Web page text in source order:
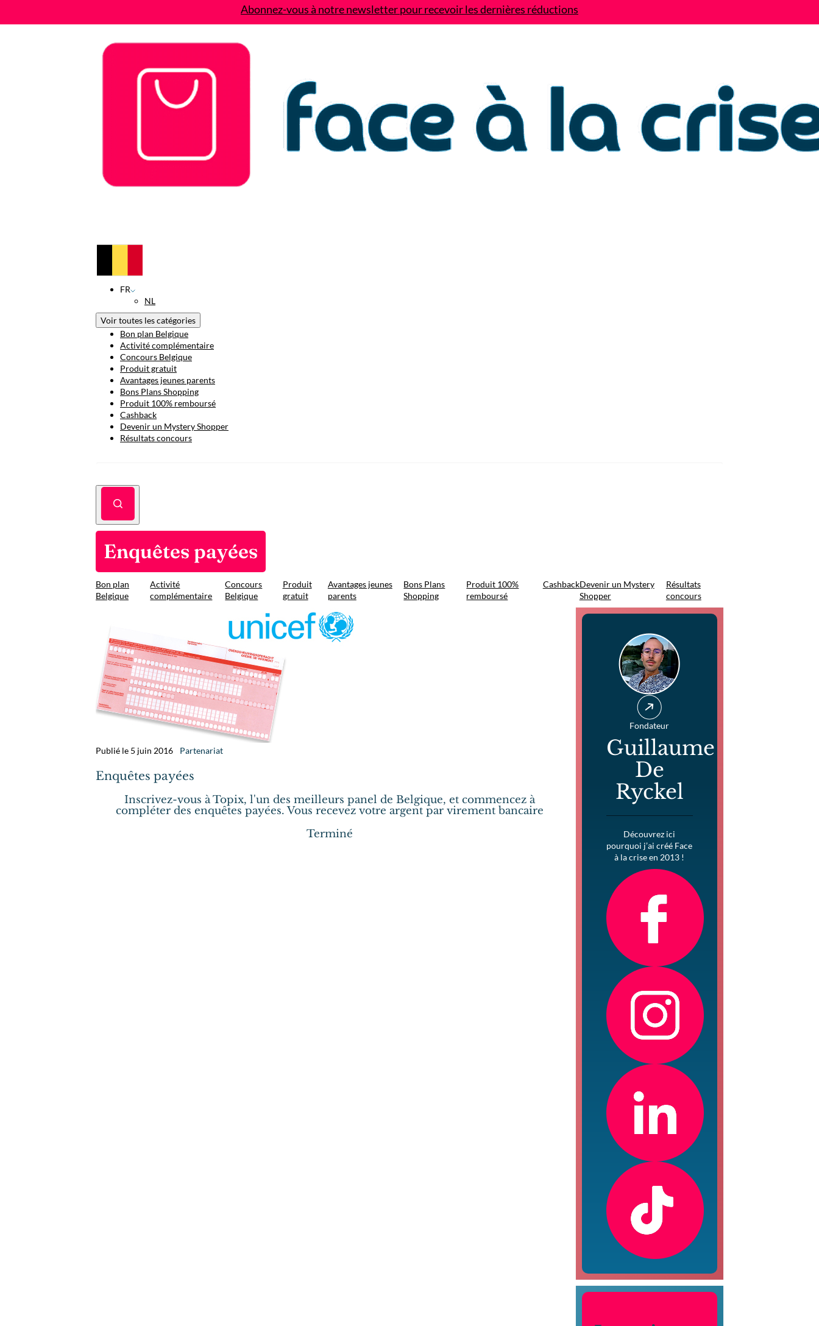
Abonnez-vous à notre newsletter pour recevoir les dernières réductions
FR
NL
Voir toutes les catégories
Bon plan Belgique
Activité complémentaire
Concours Belgique
Produit gratuit
Avantages jeunes parents
Bons Plans Shopping
Produit 100% remboursé
Cashback
Devenir un Mystery Shopper
Résultats concours
Enquêtes payées
Bon plan
Belgique
Activité
complémentaire
Concours
Belgique
Produit
gratuit
Avantages jeunes
parents
Bons Plans
Shopping
Produit 100%
remboursé
CashbackDevenir un Mystery
Shopper
Résultats
concours
Publié le 5 juin 2016 Partenariat
Enquêtes payées
Inscrivez-vous à Topix, l'un des meilleurs panel de Belgique, et commencez à
compléter des enquêtes payées. Vous recevez votre argent par virement bancaire
Terminé
Fondateur
Guillaume
De
Ryckel
Découvrez ici
pourquoi j’ai créé Face
à la crise en 2013 !